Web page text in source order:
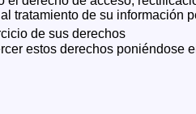
tratamiento de su información
de sus derechos
estos derechos poniéndose